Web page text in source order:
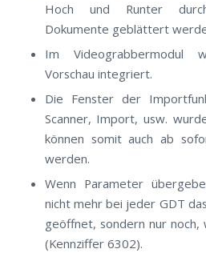
Hoch und Runter
Dokumente geblättert
Im Videograbbermodul
Vorschau integriert.
Die Fenster der
Scanner, Import, usw.
können somit auch ab
werden.
Wenn Parameter
nicht mehr bei jeder GDT
geöffnet, sondern nur
(Kennziffer 6302).